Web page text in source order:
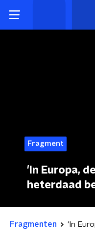
Fragment
'In Europa,
heterdaad
Fragmenten